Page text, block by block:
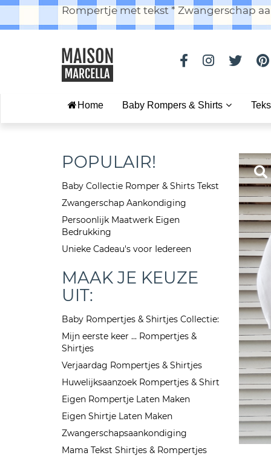
Rompertje met tekst * Zwangerschap
Home Baby Rompers & Shirts
POPULAIR!
Baby Collectie Romper & Shirts Tekst
Zwangerschap Aankondiging
Persoonlijk Maatwerk Eigen
Bedrukking
Unieke Cadeau's voor Iedereen
MAAK JE KEUZE
UIT:
Baby Rompertjes & Shirtjes Collectie:
Mijn eerste keer ... Rompertjes &
Shirtjes
Verjaardag Rompertjes & Shirtjes
Huwelijksaanzoek Rompertjes & Shirt
Eigen Rompertje Laten Maken
Eigen Shirtje Laten Maken
Zwangerschapsaankondiging
Mama Tekst Shirtjes & Rompertjes